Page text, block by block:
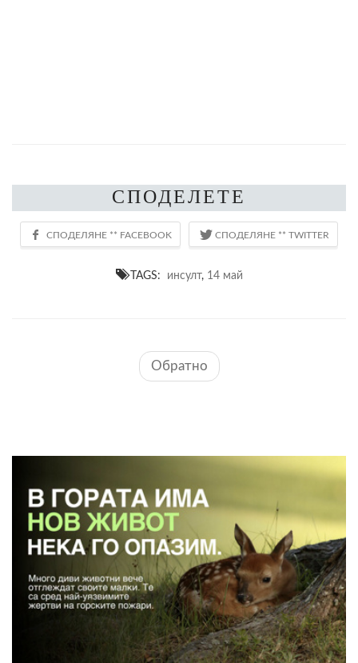
СПОДЕЛЕТЕ
TAGS: инсулт, 14 май
Обратно